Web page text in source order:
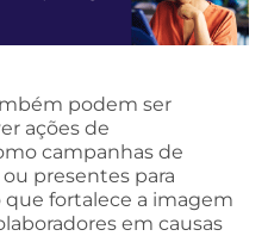
podem ser
ações de
campanhas de
presentes para
fortalece a imagem
em causas